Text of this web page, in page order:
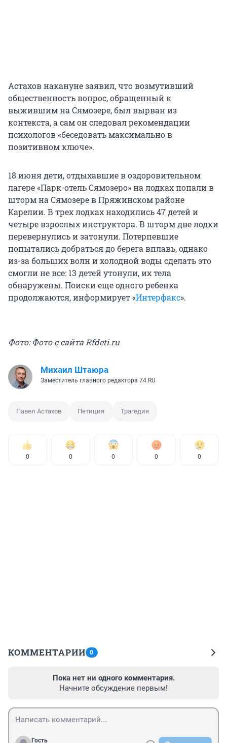
Астахов накануне заявил, что возмутивший
общественность вопрос, обращенный к
выжившим на Сямозере, был вырван из
контекста, а сам он следовал рекомендации
психологов «беседовать максимально в
позитивном ключе».
18 июня дети, отдыхавшие в оздоровительном
лагере «Парк-отель Сямозеро» на лодках попали в
шторм на Сямозере в Пряжинском районе
Карелии. В трех лодках находились 47 детей и
четыре взрослых инструктора. В шторм две лодки
перевернулись и затонули. Потерпевшие
попытались добраться до берега вплавь, однако
из-за больших волн и холодной воды сделать это
смогли не все: 13 детей утонули, их тела
обнаружены. Поиски еще одного ребенка
продолжаются, информирует «Интерфакс».
Фото: Фото с сайта Rfdeti.ru
Михаил Штаюра
Заместитель главного редактора 74.RU
Павел Астахов Петиция Трагедия
0 0 0 0 0
КОММЕНТАРИИ 0
Пока нет ни одного комментария.
Начните обсуждение первым!
Гость